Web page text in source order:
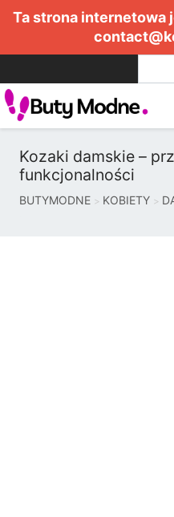
Ta strona internetowa
Kozaki damskie –
funkcjonalności
BUTYMODNE KOBIETY